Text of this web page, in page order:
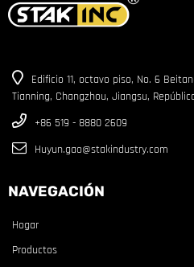
Edificio 11, octavo piso, No. 6
Tianning, Changzhou, Jiangsu,
+86 519 - 8880 2609
Huyun.gao@stakindustry.com
NAVEGACIÓN
Hogar
Productos